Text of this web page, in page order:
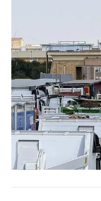
Video
Sản phẩm khác
Tiện ích